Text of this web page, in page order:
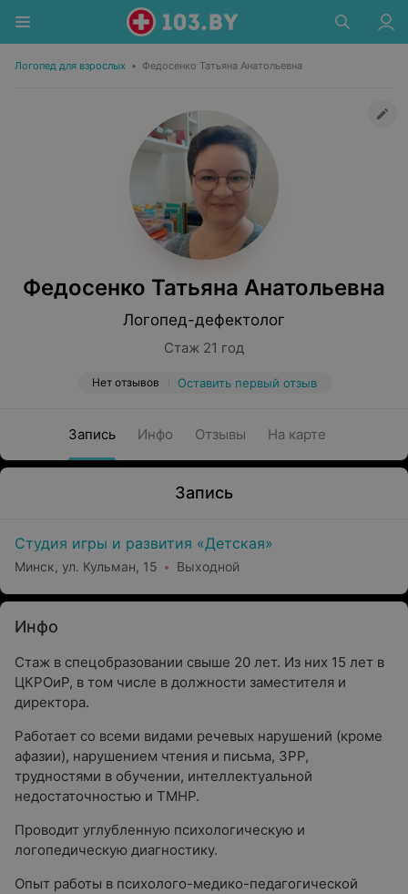
Логопед для взрослых • Федосенко Татьяна Анатольевна
Федосенко Татьяна Анатольевна
Логопед-дефектолог
Стаж 21 год
Нет отзывов Оставить первый отзыв
Запись Инфо Отзывы На карте
Запись
Студия игры и развития «Детская»
Минск, ул. Кульман, 15 Выходной
Инфо
Стаж в спецобразовании свыше 20 лет. Из них 15 лет в
ЦКРОиР, в том числе в должности заместителя и
директора.
Работает со всеми видами речевых нарушений (кроме
афазии), нарушением чтения и письма, ЗРР,
трудностями в обучении, интеллектуальной
недостаточностью и ТМНР.
Проводит углубленную психологическую и
логопедическую диагностику.
Опыт работы в психолого-медико-педагогической